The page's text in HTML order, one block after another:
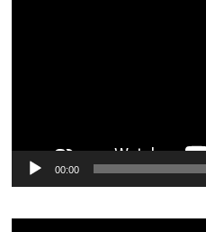
00:00